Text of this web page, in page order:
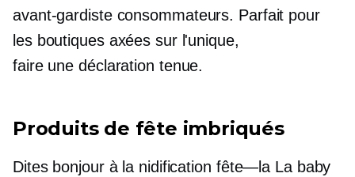
avant-gardisteconsommateurs. Parfait pour
les boutiques axées sur l'unique,
faire une déclaration tenue.
Produits de fête imbriqués
Dites bonjour à la nidification fête—la La baby